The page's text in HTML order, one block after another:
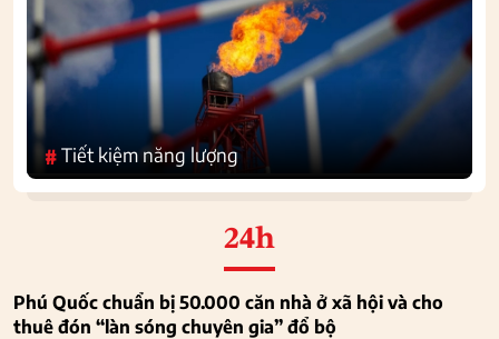
#Tiết kiệm năng lượng
24h
Phú Quốc chuẩn bị 50.000 căn nhà ở xã hội và cho
thuê đón “làn sóng chuyên gia” đổ bộ